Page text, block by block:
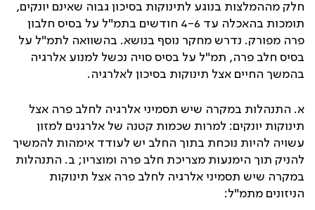
חלק מההמלצות בנוגע לתינוקות בסיכון גבוה שאינם יונקים,
תומכות בהאכלה עד 4-6 חודשים בתמ"ל על בסיס חלבון
פרה מפורק. נדרש מחקר נוסף בנושא. בהשוואה לתמ"ל על
בסיס חלב פרה, תמ"ל על בסיס סויה נכשל למנוע אלרגיה
בהמשך החיים אצל תינוקות בסיכון לאלרגיה.
א. התנהלות במקרה שיש תסמיני אלרגיה לחלב פרה אצל
תינוקות יונקים: למרות שכמות קטנה של אלרגנים למזון
עשויה להיות נוכחת בתוך החלב יש לעודד אימהות להמשיך
להניק תוך הימנעות מצריכת חלב פרה ומוצריו; ב. התנהלות
במקרה שיש תסמיני אלרגיה לחלב פרה אצל תינוקות
הניזונים מתמ"ל: